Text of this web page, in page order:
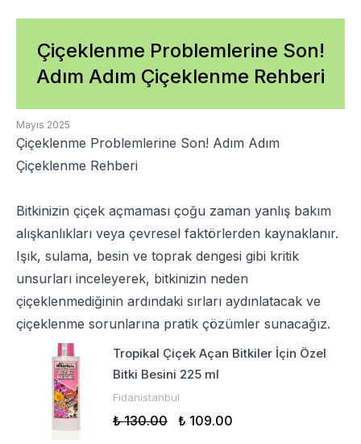
Çiçeklenme Problemlerine Son!
Adım Adım Çiçeklenme Rehberi
Mayıs 2025
Çiçeklenme Problemlerine Son! Adım Adım
Çiçeklenme Rehberi
Bitkinizin çiçek açmaması çoğu zaman yanlış bakım
alışkanlıkları veya çevresel faktörlerden kaynaklanır.
Işık, sulama, besin ve toprak dengesi gibi kritik
unsurları inceleyerek, bitkinizin neden
çiçeklenmediğinin ardındaki sırları aydınlatacak ve
çiçeklenme sorunlarına pratik çözümler sunacağız.
Tropikal Çiçek Açan Bitkiler İçin Özel
Bitki Besini 225 ml
Fidanistanbul
₺ 130.00 ₺ 109.00